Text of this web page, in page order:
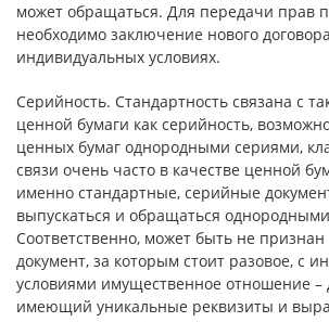
может обращаться. Для передачи прав
необходимо заключение нового
индивидуальных условиях.
Серийность. Стандартность связана с
ценной бумаги как серийность,
ценных бумаг однородными сериями,
связи очень часто в качестве ценной
именно стандартные, серийные
выпускаться и обращаться
Соответственно, может быть не
документ, за которым стоит разовое, с
условиями имущественное отношение –
имеющий уникальные реквизиты и